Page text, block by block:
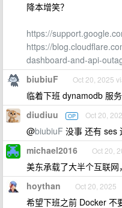
降本增笑？
https://
https://
dashboard-and-api-
biubiuF Oct 20, 2025
临着下班 dynamodb 服
diudiuu OP Oct 20,
@biubiuF 没事 还有 ses
michael2016 Oct 20,
美东承载了大半个互联网
hoythan Oct 20, 2025
希望下班之前 Docker 不